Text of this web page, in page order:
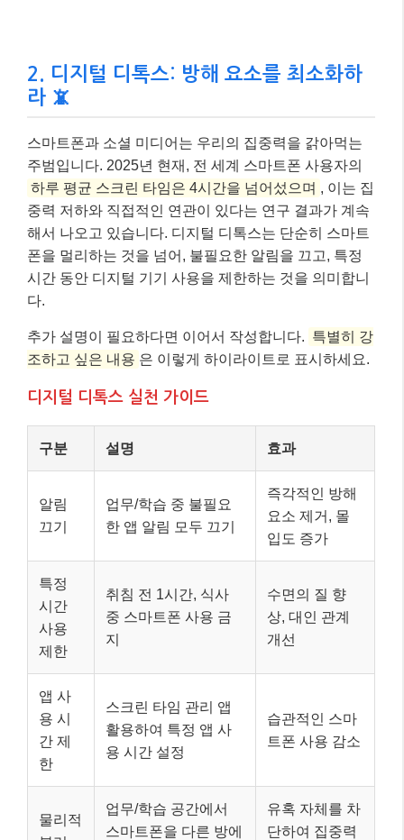
2. 디지털 디톡스: 방해 요소를 최소화하
라 📵
스마트폰과 소셜 미디어는 우리의 집중력을 갉아먹는
주범입니다. 2025년 현재, 전 세계 스마트폰 사용자의
하루 평균 스크린 타임은 4시간을 넘어섰으며 , 이는 집
중력 저하와 직접적인 연관이 있다는 연구 결과가 계속
해서 나오고 있습니다. 디지털 디톡스는 단순히 스마트
폰을 멀리하는 것을 넘어, 불필요한 알림을 끄고, 특정
시간 동안 디지털 기기 사용을 제한하는 것을 의미합니
다.
추가 설명이 필요하다면 이어서 작성합니다. 특별히 강
조하고 싶은 내용 은 이렇게 하이라이트로 표시하세요.
디지털 디톡스 실천 가이드
구분 설명 효과
알림
끄기
업무/학습 중 불필요
한 앱 알림 모두 끄기
즉각적인 방해
요소 제거, 몰
입도 증가
특정
시간
사용
제한
취침 전 1시간, 식사
중 스마트폰 사용 금
지
수면의 질 향
상, 대인 관계
개선
앱 사
용 시
간 제
한
스크린 타임 관리 앱
활용하여 특정 앱 사
용 시간 설정
습관적인 스마
트폰 사용 감소
물리적
업무/학습 공간에서
스마트폰을 다른 방에
유혹 자체를 차
단하여 집중력